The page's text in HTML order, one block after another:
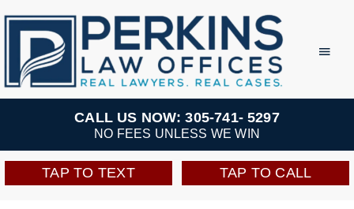
Skip
content
Practice Areas
Team
CALL US NOW: 305-741- 5297
NO FEES UNLESS WE WIN
TAP TO TEXT TAP TO CALL